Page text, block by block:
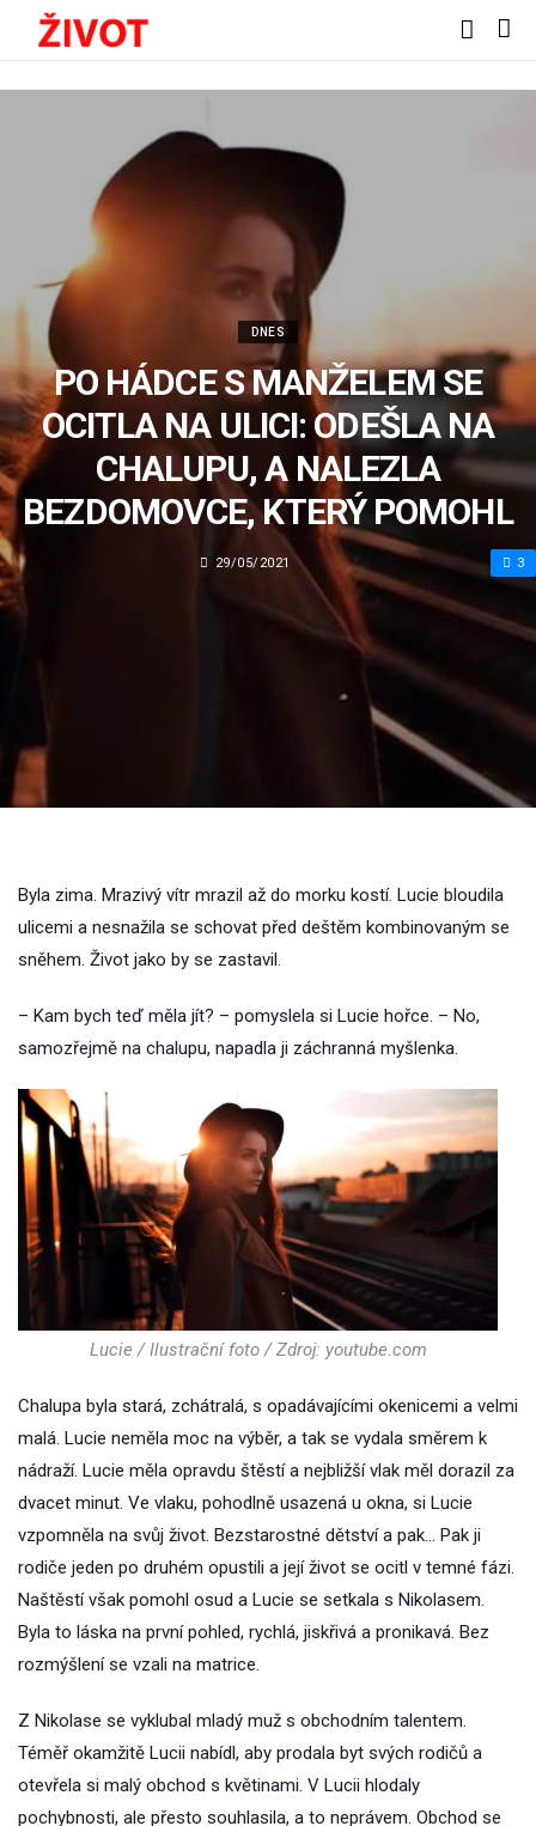
DNES
PO HÁDCE S MANŽELEM SE
OCITLA NA ULICI: ODEŠLA NA
CHALUPU, A NALEZLA
BEZDOMOVCE, KTERÝ POMOHL
29/05/2021 3
Byla zima. Mrazivý vítr mrazil až do morku kostí. Lucie bloudila
ulicemi a nesnažila se schovat před deštěm kombinovaným se
sněhem. Život jako by se zastavil.
– Kam bych teď měla jít? – pomyslela si Lucie hořce. – No,
samozřejmě na chalupu, napadla ji záchranná myšlenka.
Lucie / Ilustrační foto / Zdroj: youtube.com
Chalupa byla stará, zchátralá, s opadávajícími okenicemi a velmi
malá. Lucie neměla moc na výběr, a tak se vydala směrem k
nádraží. Lucie měla opravdu štěstí a nejbližší vlak měl dorazil za
dvacet minut. Ve vlaku, pohodlně usazená u okna, si Lucie
vzpomněla na svůj život. Bezstarostné dětství a pak… Pak ji
rodiče jeden po druhém opustili a její život se ocitl v temné fázi.
Naštěstí však pomohl osud a Lucie se setkala s Nikolasem.
Byla to láska na první pohled, rychlá, jiskřivá a pronikavá. Bez
rozmýšlení se vzali na matrice.
Z Nikolase se vyklubal mladý muž s obchodním talentem.
Téměř okamžitě Lucii nabídl, aby prodala byt svých rodičů a
otevřela si malý obchod s květinami. V Lucii hlodaly
pochybnosti, ale přesto souhlasila, a to neprávem. Obchod se